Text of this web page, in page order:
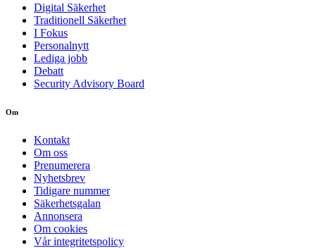
Digital Säkerhet
Traditionell Säkerhet
I Fokus
Personalnytt
Lediga jobb
Debatt
Security Advisory Board
Om
Kontakt
Om oss
Prenumerera
Nyhetsbrev
Tidigare nummer
Säkerhetsgalan
Annonsera
Om cookies
Vår integritetspolicy